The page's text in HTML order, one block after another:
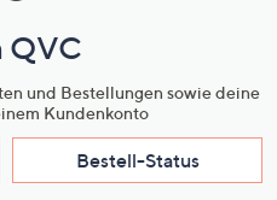
QVC
und Bestellungen sowie deine
Kundenkonto
Bestell-Status